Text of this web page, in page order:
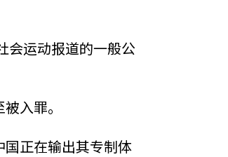
会运动报道的一般公
入罪。
正在输出其专制体